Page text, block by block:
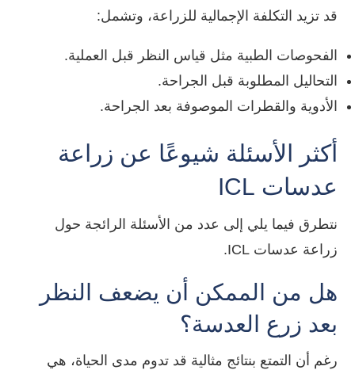
قد تزيد التكلفة الإجمالية للزراعة، وتشمل:
الفحوصات الطبية مثل قياس النظر قبل العملية.
التحاليل المطلوبة قبل الجراحة.
الأدوية والقطرات الموصوفة بعد الجراحة.
أكثر الأسئلة شيوعًا عن زراعة
عدسات ICL
نتطرق فيما يلي إلى عدد من الأسئلة الرائجة حول
زراعة عدسات ICL.
هل من الممكن أن يضعف النظر
بعد زرع العدسة؟
رغم أن التمتع بنتائج مثالية قد تدوم مدى الحياة، هي